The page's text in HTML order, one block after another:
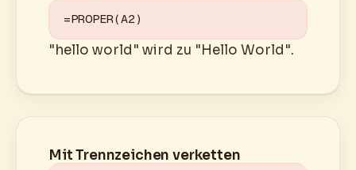
=PROPER(A2)
"hello world" wird zu "Hello World".
Mit Trennzeichen verketten